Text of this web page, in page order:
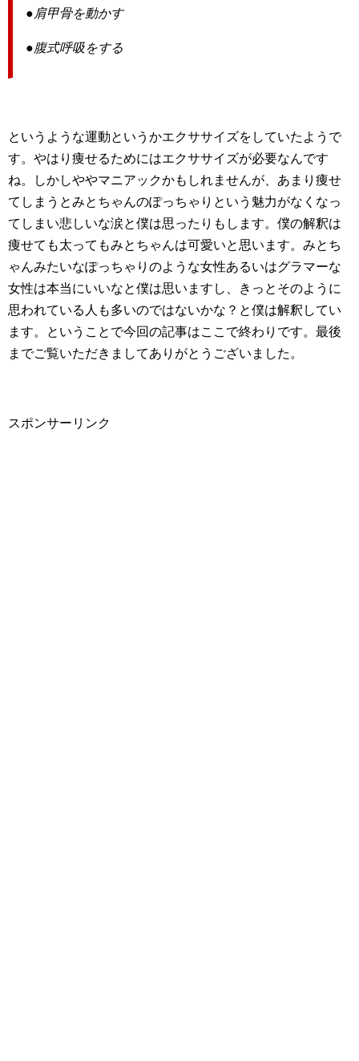
●肩甲骨を動かす
●腹式呼吸をする
というような運動というかエクササイズをしていたようで
す。やはり痩せるためにはエクササイズが必要なんです
ね。しかしややマニアックかもしれませんが、あまり痩せ
てしまうとみとちゃんのぽっちゃりという魅力がなくなっ
てしまい悲しいな涙と僕は思ったりもします。僕の解釈は
痩せても太ってもみとちゃんは可愛いと思います。みとち
ゃんみたいなぽっちゃりのような女性あるいはグラマーな
女性は本当にいいなと僕は思いますし、きっとそのように
思われている人も多いのではないかな？と僕は解釈してい
ます。ということで今回の記事はここで終わりです。最後
までご覧いただきましてありがとうございました。
スポンサーリンク